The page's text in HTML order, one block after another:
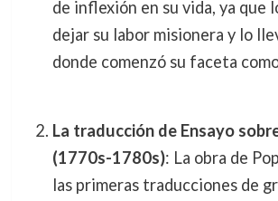
de inflexión en su vida, ya que
dejar su labor misionera y lo
donde comenzó su faceta
La traducción de Ensayo
(1770s-1780s): La obra de
las primeras traducciones de